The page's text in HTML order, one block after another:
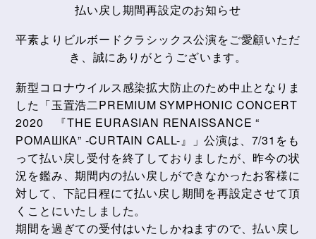
払い戻し期間再設定のお知らせ
平素よりビルボードクラシックス公演をご愛顧いただ
き、誠にありがとうございます。
新型コロナウイルス感染拡大防止のため中止となりま
した「玉置浩二PREMIUM SYMPHONIC CONCERT
2020 『THE EURASIAN RENAISSANCE “
РОМАШКА” -CURTAIN CALL-』」公演は、7/31をも
って払い戻し受付を終了しておりましたが、昨今の状
況を鑑み、期間内の払い戻しができなかったお客様に
対して、下記日程にて払い戻し期間を再設定させて頂
くことにいたしました。
期間を過ぎての受付はいたしかねますので、払い戻し